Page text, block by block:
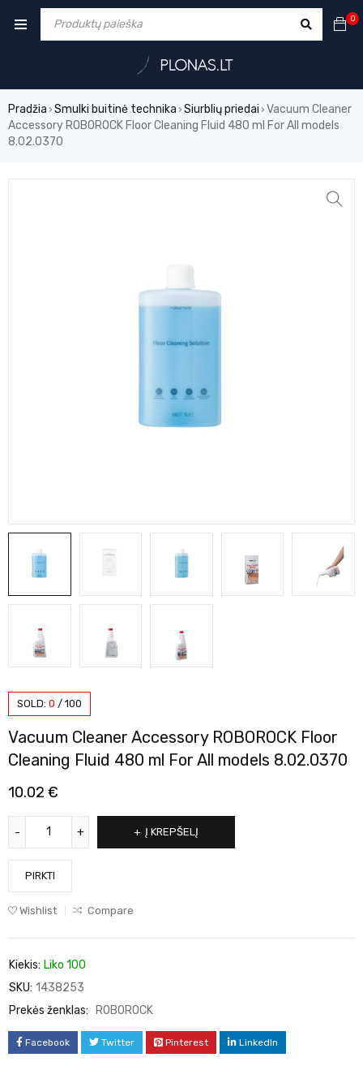
0
Pradžia › Smulki buitinė technika › Siurblių priedai › Vacuum Cleaner
Accessory ROBOROCK Floor Cleaning Fluid 480 ml For All models
8.02.0370
SOLD: 0 / 100
Vacuum Cleaner Accessory ROBOROCK Floor
Cleaning Fluid 480 ml For All models 8.02.0370
10.02 €
Į KREPŠELĮ
PIRKTI
Wishlist Compare
Kiekis: Liko 100
SKU: 1438253
Prekės ženklas:
ROBOROCK
Facebook Twitter Pinterest LinkedIn